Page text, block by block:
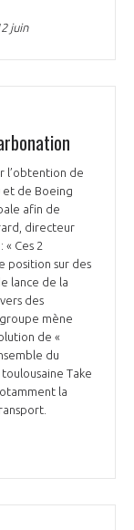
juin
l’obtention de
et de Boeing
afin de
directeur
Ces 2
position sur des
lance de la
des
mène
de «
du
Take
la